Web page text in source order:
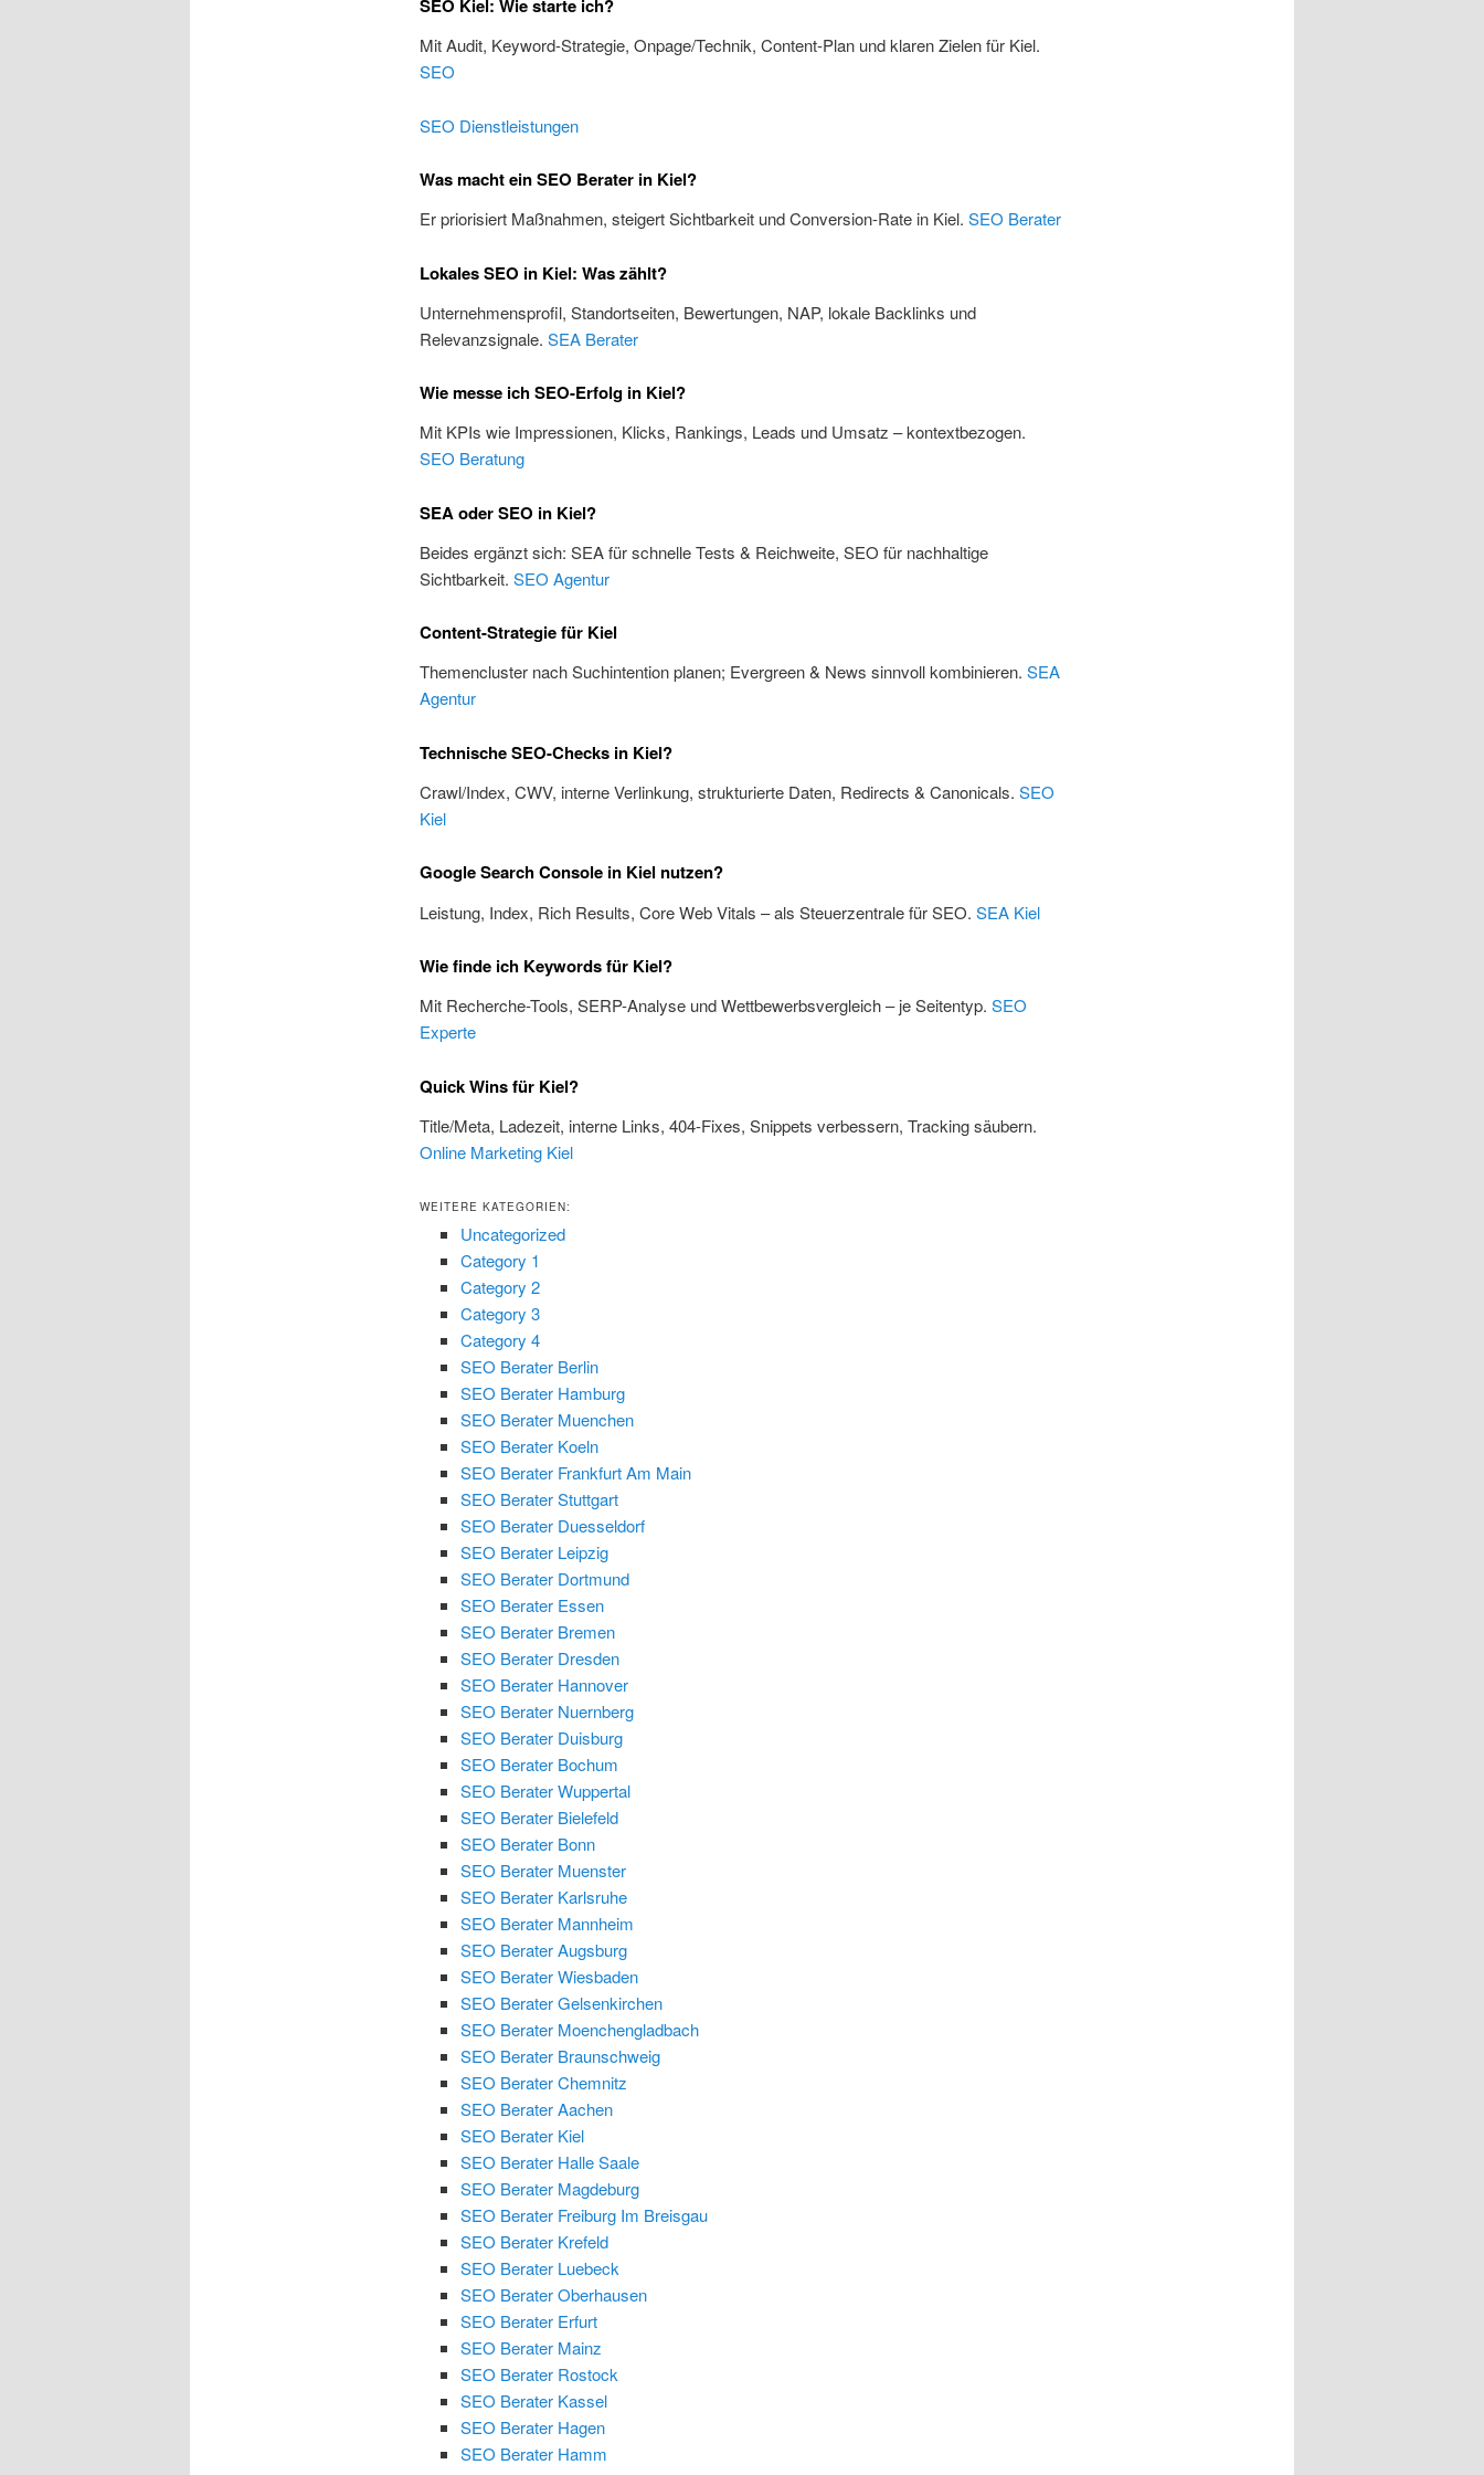
SEO Kiel: Wie starte ich?
Mit Audit, Keyword-Strategie, Onpage/Technik, Content-Plan und klaren Zielen für Kiel.
SEO
SEO Dienstleistungen
Was macht ein SEO Berater in Kiel?
Er priorisiert Maßnahmen, steigert Sichtbarkeit und Conversion-Rate in Kiel. SEO Berater
Lokales SEO in Kiel: Was zählt?
Unternehmensprofil, Standortseiten, Bewertungen, NAP, lokale Backlinks und
Relevanzsignale. SEA Berater
Wie messe ich SEO-Erfolg in Kiel?
Mit KPIs wie Impressionen, Klicks, Rankings, Leads und Umsatz – kontextbezogen.
SEO Beratung
SEA oder SEO in Kiel?
Beides ergänzt sich: SEA für schnelle Tests & Reichweite, SEO für nachhaltige
Sichtbarkeit. SEO Agentur
Content-Strategie für Kiel
Themencluster nach Suchintention planen; Evergreen & News sinnvoll kombinieren. SEA
Agentur
Technische SEO-Checks in Kiel?
Crawl/Index, CWV, interne Verlinkung, strukturierte Daten, Redirects & Canonicals. SEO
Kiel
Google Search Console in Kiel nutzen?
Leistung, Index, Rich Results, Core Web Vitals – als Steuerzentrale für SEO. SEA Kiel
Wie finde ich Keywords für Kiel?
Mit Recherche-Tools, SERP-Analyse und Wettbewerbsvergleich – je Seitentyp. SEO
Experte
Quick Wins für Kiel?
Title/Meta, Ladezeit, interne Links, 404-Fixes, Snippets verbessern, Tracking säubern.
Online Marketing Kiel
WEITERE KATEGORIEN:
Uncategorized
Category 1
Category 2
Category 3
Category 4
SEO Berater Berlin
SEO Berater Hamburg
SEO Berater Muenchen
SEO Berater Koeln
SEO Berater Frankfurt Am Main
SEO Berater Stuttgart
SEO Berater Duesseldorf
SEO Berater Leipzig
SEO Berater Dortmund
SEO Berater Essen
SEO Berater Bremen
SEO Berater Dresden
SEO Berater Hannover
SEO Berater Nuernberg
SEO Berater Duisburg
SEO Berater Bochum
SEO Berater Wuppertal
SEO Berater Bielefeld
SEO Berater Bonn
SEO Berater Muenster
SEO Berater Karlsruhe
SEO Berater Mannheim
SEO Berater Augsburg
SEO Berater Wiesbaden
SEO Berater Gelsenkirchen
SEO Berater Moenchengladbach
SEO Berater Braunschweig
SEO Berater Chemnitz
SEO Berater Aachen
SEO Berater Kiel
SEO Berater Halle Saale
SEO Berater Magdeburg
SEO Berater Freiburg Im Breisgau
SEO Berater Krefeld
SEO Berater Luebeck
SEO Berater Oberhausen
SEO Berater Erfurt
SEO Berater Mainz
SEO Berater Rostock
SEO Berater Kassel
SEO Berater Hagen
SEO Berater Hamm